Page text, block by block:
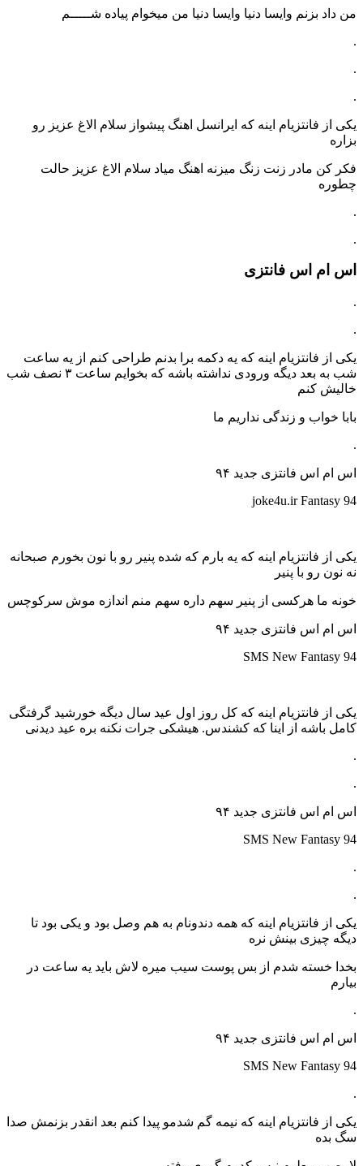
من داد بزنم وایسا دنیا وایسا دنیا من میخوام پیاده شـــــم
.
.
.
یکی از فانتزیام اینه که ایرانسل اهنگ پیشواز سلام الاغ عزیز رو
بزاره
فکر کن مادر زنت زنگ میزنه اهنگ میاد سلام الاغ عزیز حالت
چطوره
.
.
اس ام اس فانتزی
.
.
یکی از فانتزیام اینه که یه دکمه برا بدنم طراحی کنم از یه ساعت
شب به بعد دیگه ورودی نداشته باشه که بخوایم ساعت ۳ نصف شب
خالیش کنم
بابا خواب و زندگی نداریم ما
.
اس ام اس فانتزی جدید ۹۴
joke4u.ir Fantasy 94
یکی از فانتزیام اینه که یه بارم که شده پنیر رو با نون بخورم صبحانه
نه نون رو با پنیر
خونه ما هرکسی از پنیر سهم داره سهم منم اندازه موش سرکوچس
اس ام اس فانتزی جدید ۹۴
SMS New Fantasy 94
یکی از فانتزیام اینه که کل روز اول عید سال دیگه خورشید گرفتگی
کامل باشه از اینا که کشندس. هیشکی جرات نکنه بره عید دیدنی
.
.
اس ام اس فانتزی جدید ۹۴
SMS New Fantasy 94
.
.
یکی از فانتزیام اینه که همه دندونام به هم وصل بود و یکی بود تا
دیگه چیزی بینش نره
بخدا خسته شدم از بس پوست سیب میره لاش باید یه ساعت در
بیارم
.
اس ام اس فانتزی جدید ۹۴
SMS New Fantasy 94
.
یکی از فانتزیام اینه که نیمه گم شدمو پیدا کنم بعد انقدر بزنمش صدا
سگ بده